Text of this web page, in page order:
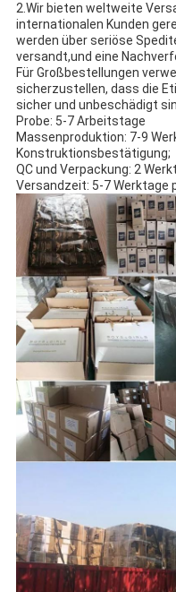
2.Wir bieten weltweite
internationalen Kunden
werden über seriöse
versandt,und eine
Für Großbestellungen
sicherzustellen, dass die
sicher und unbeschädigt
Probe: 5-7 Arbeitstage
Massenproduktion: 7-9
Konstruktionsbestätigung;
QC und Verpackung: 2
Versandzeit: 5-7 Werktage